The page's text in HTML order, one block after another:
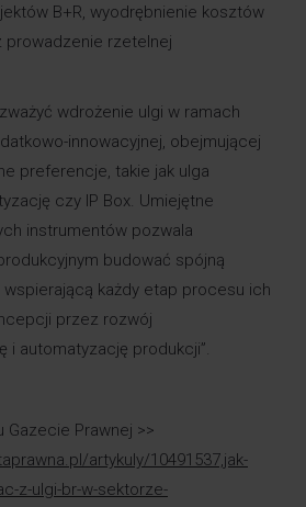
B+R, wyodrębnienie kosztów
prowadzenie rzetelnej
wdrożenie ulgi w ramach
innowacyjnej, obejmującej
preferencje, takie jak ulga
czy IP Box. Umiejętne
instrumentów pozwala
budować spójną
każdy etap procesu ich
przez rozwój
i automatyzację produkcji”.
Gazecie Prawnej >>
artykuly/10491537,jak-
z-ulgi-br-w-sektorze-